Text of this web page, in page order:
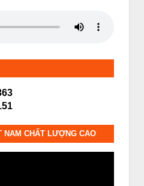
NAM CHẤT LƯỢNG CAO